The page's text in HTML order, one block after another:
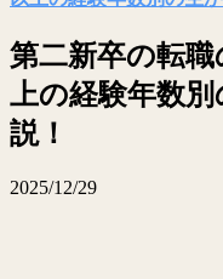
第二新卒の転
上の経験年数
説！
2025/12/29